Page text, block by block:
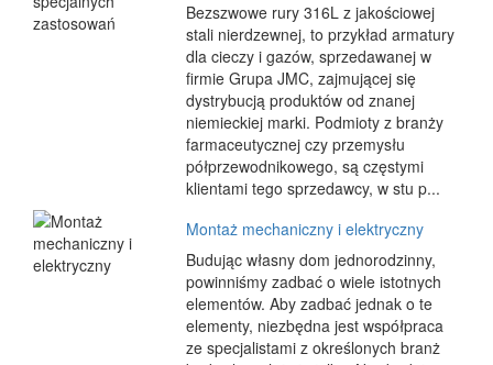
Bezszwowe rury 316L z jakościowej
stali nierdzewnej, to przykład armatury
dla cieczy i gazów, sprzedawanej w
firmie Grupa JMC, zajmującej się
dystrybucją produktów od znanej
niemieckiej marki. Podmioty z branży
farmaceutycznej czy przemysłu
półprzewodnikowego, są częstymi
klientami tego sprzedawcy, w stu p...
Montaż mechaniczny i elektryczny
Budując własny dom jednorodzinny,
powinniśmy zadbać o wiele istotnych
elementów. Aby zadbać jednak o te
elementy, niezbędna jest współpraca
ze specjalistami z określonych branż